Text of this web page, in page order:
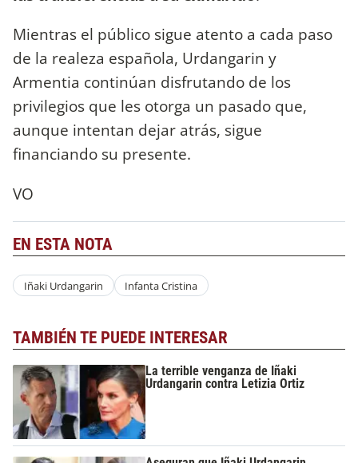
Mientras el público sigue atento a cada paso
de la realeza española, Urdangarin y
Armentia continúan disfrutando de los
privilegios que les otorga un pasado que,
aunque intentan dejar atrás, sigue
financiando su presente.
VO
EN ESTA NOTA
Iñaki Urdangarin Infanta Cristina
TAMBIÉN TE PUEDE INTERESAR
La terrible venganza de Iñaki
Urdangarin contra Letizia Ortiz